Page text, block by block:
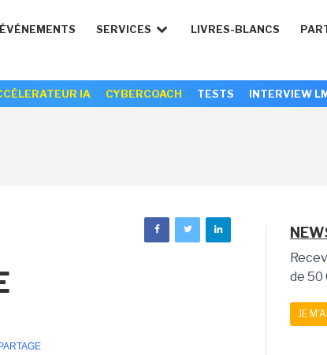
ÉVÉNEMENTS SERVICES LIVRES-BLANCS
IA CYBERCOACH TESTS INTERVIEW
de 50
JE